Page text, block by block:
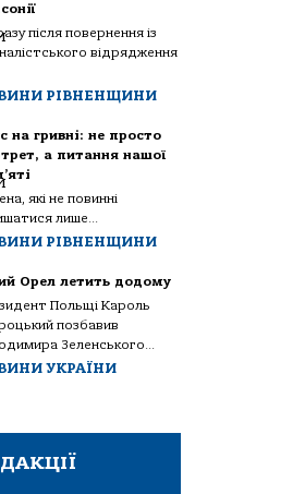
після повернення із
відрядження
РІВНЕНЩИНИ
на гривні: не просто
а питання нашої
які не повинні
лише...
РІВНЕНЩИНИ
Орел летить додому
Польщі Кароль
позбавив
Зеленського...
УКРАЇНИ